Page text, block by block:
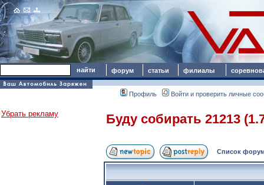
форум статьи филиалы
Профиль Войти и проверить личные
Убрать рекламу Буду собирать 21213
Список